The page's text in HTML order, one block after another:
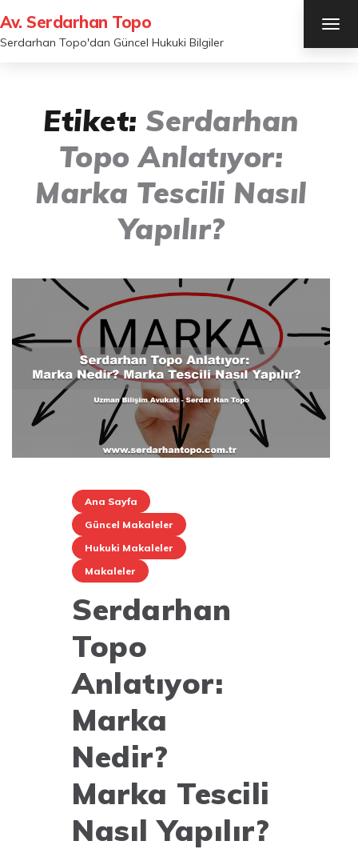
Av. Serdarhan Topo
Serdarhan Topo'dan Güncel Hukuki Bilgiler
Etiket: Serdarhan
Topo Anlatıyor:
Marka Tescili Nasıl
Yapılır?
Ana Sayfa
Güncel Makaleler
Hukuki Makaleler
Makaleler
Serdarhan
Topo
Anlatıyor:
Marka
Nedir?
Marka Tescili
Nasıl Yapılır?